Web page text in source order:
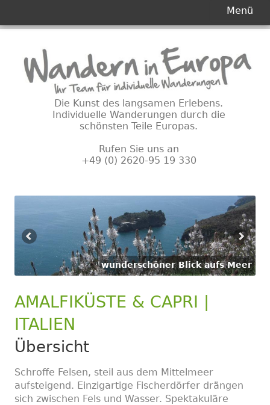
Inhalt
Die Kunst des langsamen Erlebens.
Individuelle Wanderungen durch die
schönsten Teile Europas.
Rufen Sie uns an
+49 (0) 2620-95 19 330
Menü
wunderschöner Blick aufs Meer
AMALFIKÜSTE & CAPRI |
ITALIEN
Übersicht
Schroffe Felsen, steil aus dem Mittelmeer
aufsteigend. Einzigartige Fischerdörfer drängen
sich zwischen Fels und Wasser. Spektakuläre